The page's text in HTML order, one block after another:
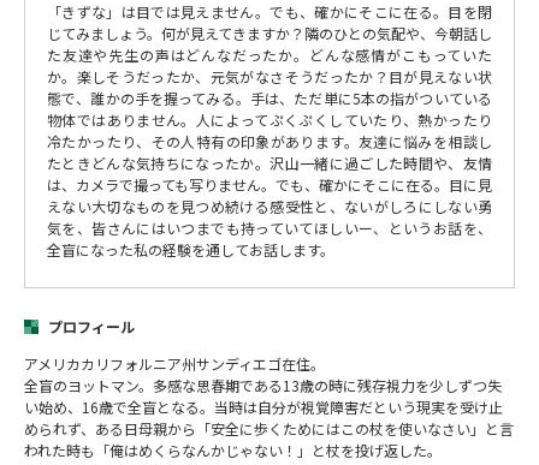
「きずな」は目では見えません。でも、確かにそこに在る。目を閉
じてみましょう。何が見えてきますか？隣のひとの気配や、今朝話し
た友達や先生の声はどんなだったか。どんな感情がこもっていた
か。楽しそうだったか、元気がなさそうだったか？目が見えない状
態で、誰かの手を握ってみる。手は、ただ単に5本の指がついている
物体ではありません。人によってぷくぷくしていたり、熱かったり
冷たかったり、その人特有の印象があります。友達に悩みを相談し
たときどんな気持ちになったか。沢山一緒に過ごした時間や、友情
は、カメラで撮っても写りません。でも、確かにそこに在る。目に見
えない大切なものを見つめ続ける感受性と、ないがしろにしない勇
気を、皆さんにはいつまでも持っていてほしいー、というお話を、
全盲になった私の経験を通してお話します。
プロフィール
アメリカカリフォルニア州サンディエゴ在住。
全盲のヨットマン。多感な思春期である13歳の時に残存視力を少しずつ失
い始め、16歳で全盲となる。当時は自分が視覚障害だという現実を受け止
められず、ある日母親から「安全に歩くためにはこの杖を使いなさい」と言
われた時も「俺はめくらなんかじゃない！」と杖を投げ返した。